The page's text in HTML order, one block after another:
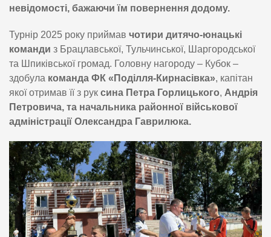
невідомості, бажаючи їм повернення додому.
Турнір 2025 року приймав чотири дитячо-юнацькі
команди з Брацлавської, Тульчинської, Шаргородської
та Шпиківської громад. Головну нагороду – Кубок –
здобула команда ФК «Поділля-Кирнасівка», капітан
якої отримав її з рук сина Петра Горлицького, Андрія
Петровича, та начальника районної військової
адміністрації Олександра Гаврилюка.